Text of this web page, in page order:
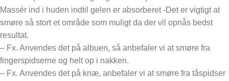
Massér ind i huden indtil gelen er absorberet -Det er vigtigt at
smøre så stort et område som muligt da der vil opnås bedst
resultat.
– Fx. Anvendes det på albuen, så anbefaler vi at smøre fra
fingerspidserne og helt op i nakken.
– Fx. Anvendes det på knæ, anbefaler vi at smøre fra tåspidser